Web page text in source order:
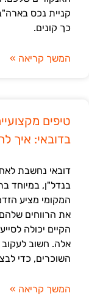
קניית נכס
כך קונים.
המשך קריאה »
טיפים
בדובאי: איך
דובאי נחשבת
בנדל"ן, במיוחד
המקומי מציע
את הרווחים
הקיים יכולה
אלה. חשוב לעקוב
השוכרים, כדי
המשך קריאה »